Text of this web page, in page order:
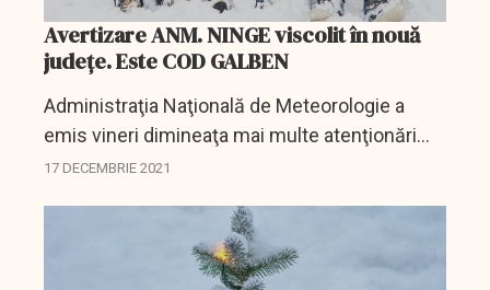
Avertizare ANM. NINGE viscolit în nouă
județe. Este COD GALBEN
Administraţia Naţională de Meteorologie a
emis vineri dimineaţa mai multe atenţionări
nowcasting Cod galben de vânt şi ninsoare
17 DECEMBRIE 2021